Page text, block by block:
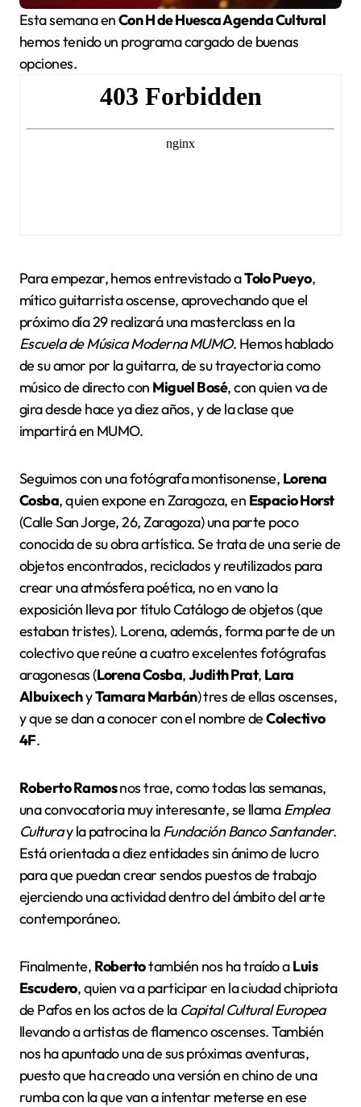
Esta semana enCon H de Huesca Agenda Cultural
hemos tenido un programa cargado de buenas
opciones.
Para empezar, hemos entrevistado aTolo Pueyo,
mítico guitarrista oscense, aprovechando que el
próximo día 29 realizará una masterclass en la
Escuela de Música Moderna MUMO. Hemos hablado
de su amor por la guitarra, de su trayectoria como
músico de directo con Miguel Bosé, con quien va de
gira desde hace ya diez años, y de la clase que
impartirá en MUMO.
Seguimos con una fotógrafa montisonense, Lorena
Cosba, quien expone en Zaragoza, en Espacio Horst
(Calle San Jorge, 26, Zaragoza) una parte poco
conocida de su obra artística. Se trata de una serie de
objetos encontrados, reciclados y reutilizados para
crear una atmósfera poética, no en vano la
exposición lleva por título Catálogo de objetos (que
estaban tristes). Lorena, además, forma parte de un
colectivo que reúne a cuatro excelentes fotógrafas
aragonesas (Lorena Cosba,Judith Prat, Lara
AlbuixechyTamara Marbán) tres de ellas oscenses,
y que se dan a conocer con el nombre deColectivo
4F.
Roberto Ramosnos trae, como todas las semanas,
una convocatoria muy interesante, se llamaEmplea
Culturay la patrocina laFundación Banco Santander.
Está orientada a diez entidades sin ánimo de lucro
para que puedan crear sendos puestos de trabajo
ejerciendo una actividad dentro del ámbito del arte
contemporáneo.
Finalmente, Robertotambién nos ha traído aLuis
Escudero, quien va a participar en la ciudad chipriota
de Pafos en los actos de la Capital Cultural Europea
llevando a artistas de flamenco oscenses. También
nos ha apuntado una de sus próximas aventuras,
puesto que ha creado una versión en chino de una
rumba con la que van a intentar meterse en ese